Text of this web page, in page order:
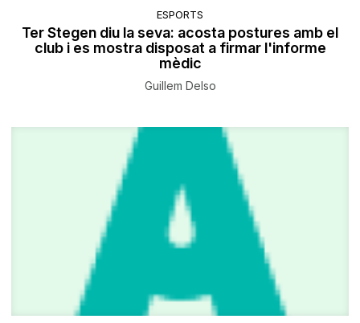
ESPORTS
Ter Stegen diu la seva: acosta postures amb el
club i es mostra disposat a firmar l'informe
mèdic
Guillem Delso